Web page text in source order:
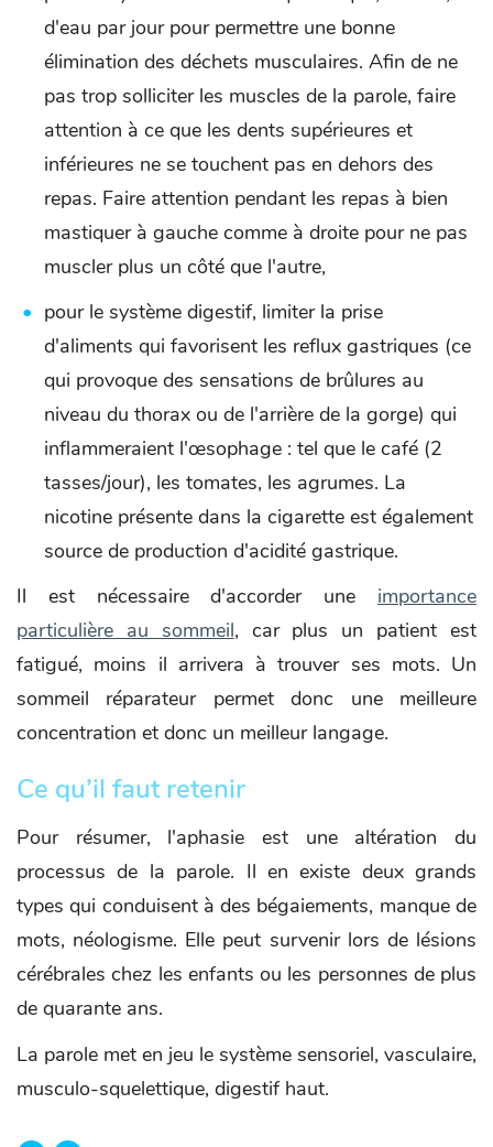
d'eau par jour pour permettre une bonne
élimination des déchets musculaires. Afin de ne
pas trop solliciter les muscles de la parole, faire
attention à ce que les dents supérieures et
inférieures ne se touchent pas en dehors des
repas. Faire attention pendant les repas à bien
mastiquer à gauche comme à droite pour ne pas
muscler plus un côté que l'autre,
pour le système digestif, limiter la prise
d'aliments qui favorisent les reflux gastriques (ce
qui provoque des sensations de brûlures au
niveau du thorax ou de l'arrière de la gorge) qui
inflammeraient l'œsophage : tel que le café (2
tasses/jour), les tomates, les agrumes. La
nicotine présente dans la cigarette est également
source de production d'acidité gastrique.
Il est nécessaire d'accorder une importance
particulière au sommeil, car plus un patient est
fatigué, moins il arrivera à trouver ses mots. Un
sommeil réparateur permet donc une meilleure
concentration et donc un meilleur langage.
Ce qu’il faut retenir
Pour résumer, l'aphasie est une altération du
processus de la parole. Il en existe deux grands
types qui conduisent à des bégaiements, manque de
mots, néologisme. Elle peut survenir lors de lésions
cérébrales chez les enfants ou les personnes de plus
de quarante ans.
La parole met en jeu le système sensoriel, vasculaire,
musculo-squelettique, digestif haut.